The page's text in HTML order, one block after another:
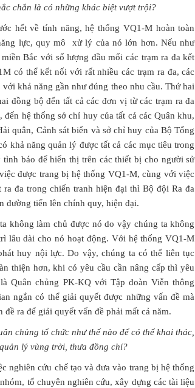
chắn là có những khác biệt vượt trội?
hết về tính năng, hệ thống VQ1-M hoàn toàn
lực, quy mô xử lý của nó lớn hơn. Nếu như
Bắc với số lượng đầu mối các trạm ra đa kết
có thể kết nối với rất nhiều các trạm ra đa, các
khả năng gần như đúng theo nhu cầu. Thứ hai
đồng bộ đến tất cả các đơn vị từ các trạm ra đa
hệ thống sở chỉ huy của tất cả các Quân khu,
quân, Cảnh sát biển và sở chỉ huy của Bộ Tổng
khả năng quản lý được tất cả các mục tiêu trong
báo để hiển thị trên các thiết bị cho người sử
được trang bị hệ thống VQ1-M, cùng với việc
đa trong chiến tranh hiện đại thì Bộ đội Ra đa
đường tiến lên chính quy, hiện đại.
không làm chủ được nó do vậy chúng ta không
lâu dài cho nó hoạt động. Với hệ thống VQ1-M
huy nội lực. Do vậy, chúng ta có thể liên tục
thiện hơn, khi có yêu cầu cần nâng cấp thì yêu
Quân chủng PK-KQ với Tập đoàn Viễn thông
ngắn có thể giải quyết được những vấn đề mà
ra để giải quyết vấn đề phải mất cả năm.
chủng tổ chức như thế nào để có thể khai thác,
lý vùng trời, thưa đồng chí?
nghiên cứu chế tạo và đưa vào trang bị hệ thống
tổ chuyên nghiên cứu, xây dựng các tài liệu